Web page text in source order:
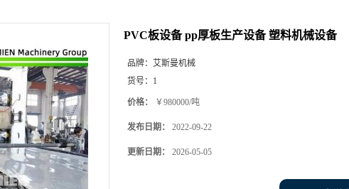
PVC板设备 pp厚板生产设备 塑料机械设备
品牌： 艾斯曼机械
货号： 1
价格： ￥980000/吨
发布日期： 2022-09-22
更新日期： 2026-05-05